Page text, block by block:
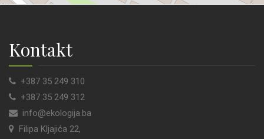
Kontakt
+387 35 249 310
+387 35 249 312
info@ekologija.ba
Filipa Kljajića 22,